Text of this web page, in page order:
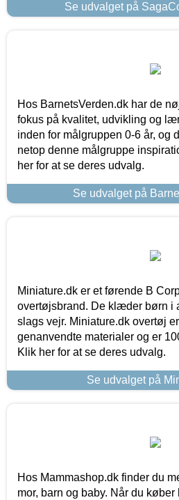
Se udvalget på
Hos BarnetsVerden.dk har de
fokus på kvalitet, udvikling og
inden for målgruppen 0-6 år, og
netop denne målgruppe
her for at se deres udvalg.
Se udvalget på
Miniature.dk er et førende B
overtøjsbrand. De klæder børn i
slags vejr. Miniature.dk overtøj
genanvendte materialer og er
Klik her for at se deres udvalg.
Se udvalget på
Hos Mammashop.dk finder du
mor, barn og baby. Når du